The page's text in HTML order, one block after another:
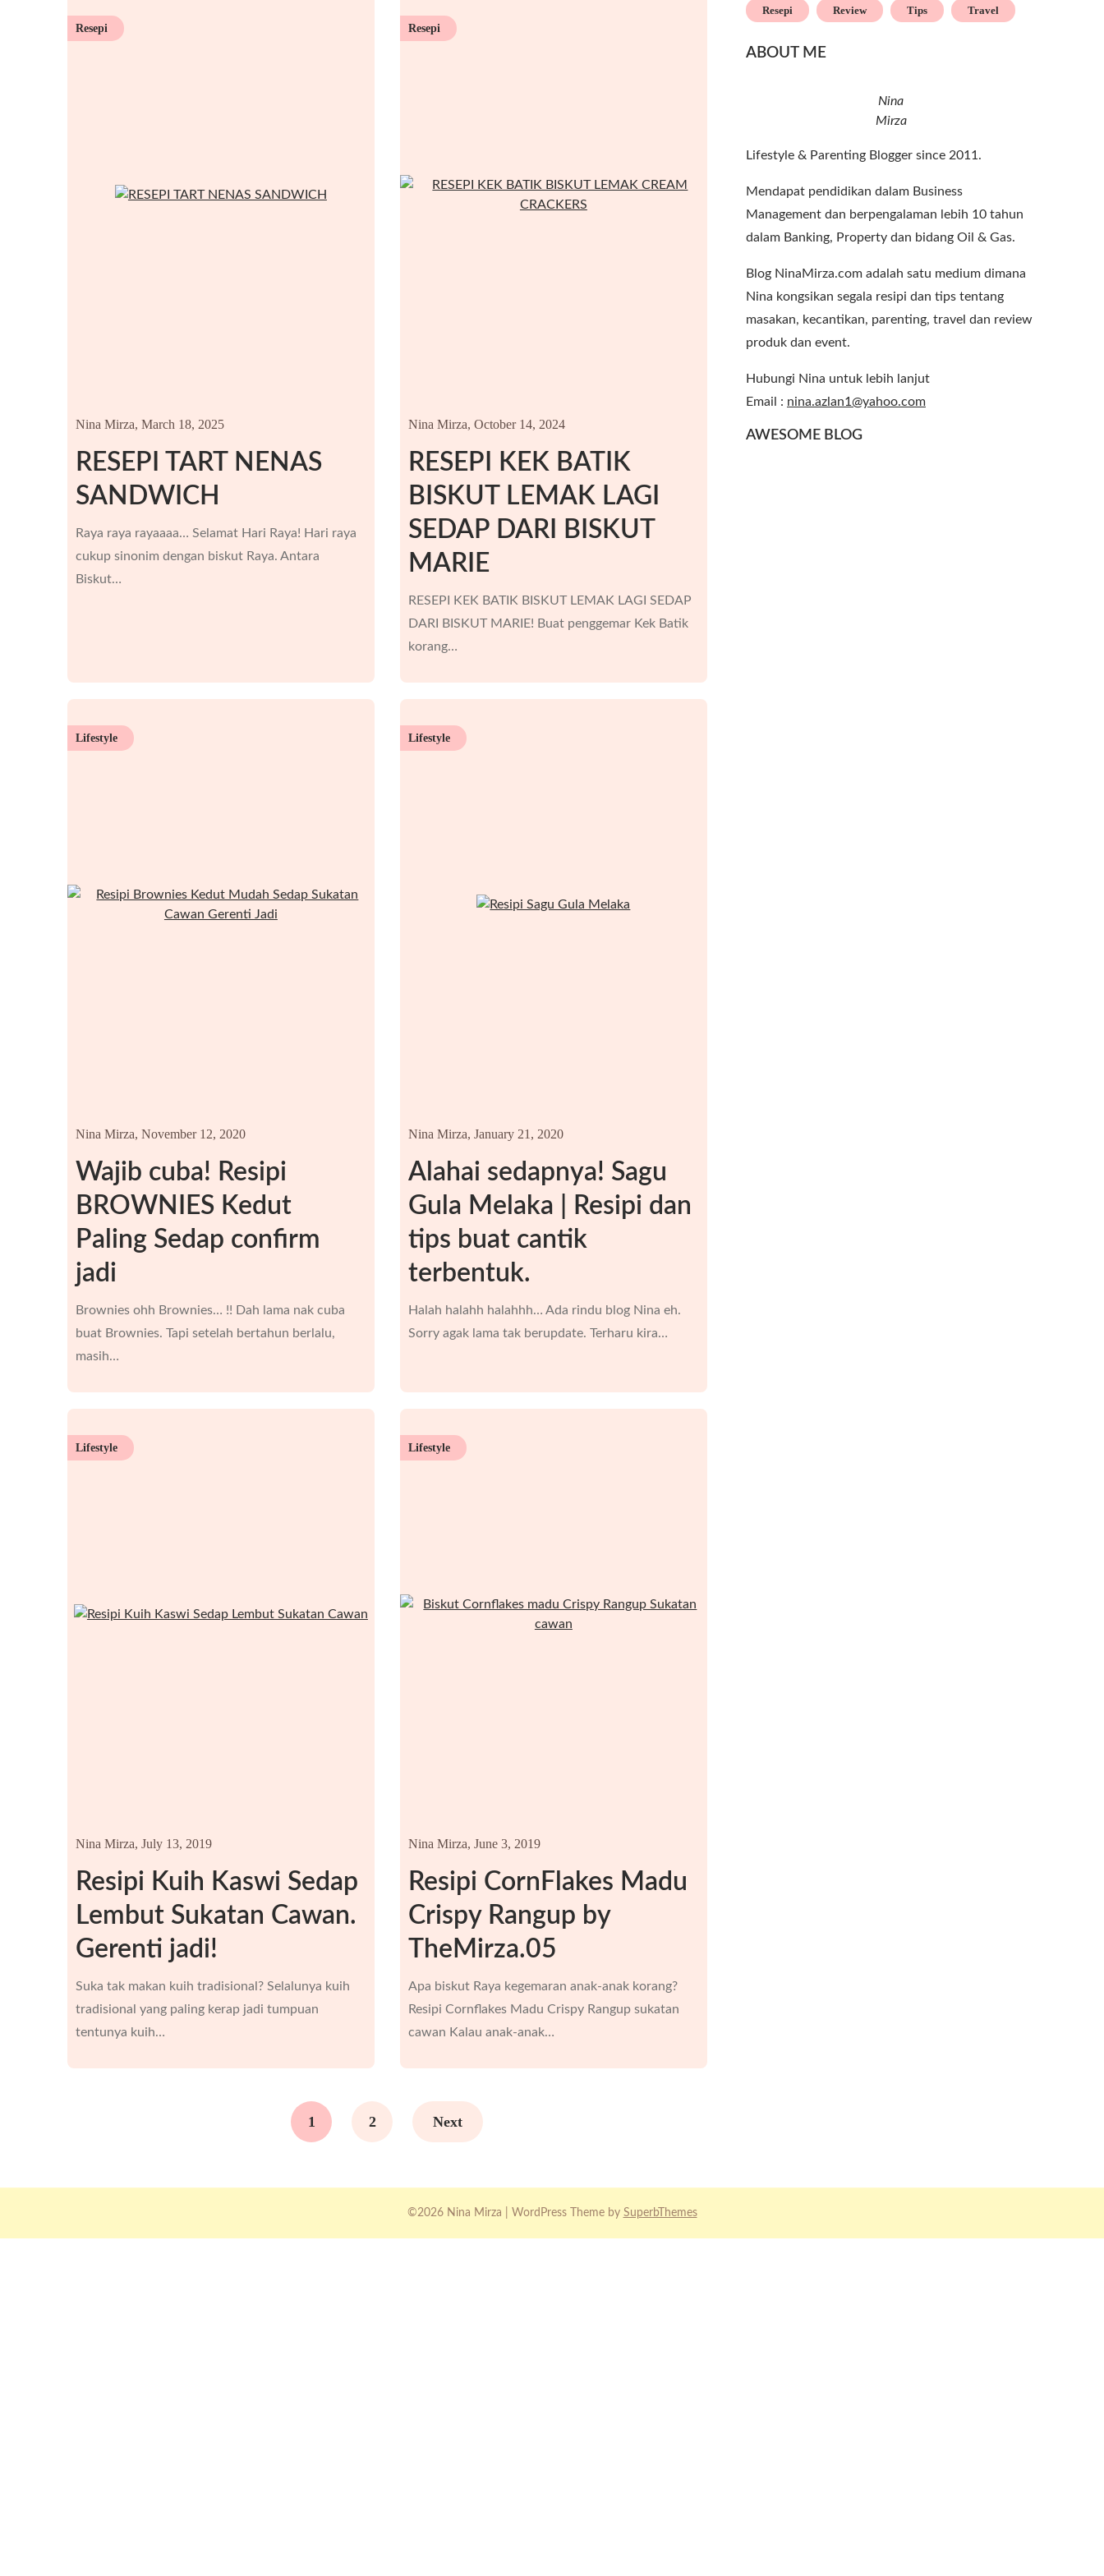
Resepi
RESEPI TART NENAS
SANDWICH
Nina Mirza, March 18, 2025
Raya raya rayaaaa… Selamat Hari Raya! Hari raya
cukup sinonim dengan biskut Raya. Antara
Biskut…
Resepi
RESEPI KEK BATIK
BISKUT LEMAK LAGI
SEDAP DARI BISKUT
MARIE
Nina Mirza, October 14, 2024
RESEPI KEK BATIK BISKUT LEMAK LAGI SEDAP
DARI BISKUT MARIE! Buat penggemar Kek Batik
korang…
Lifestyle
Wajib cuba! Resipi
BROWNIES Kedut
Paling Sedap confirm
jadi
Nina Mirza, November 12, 2020
Brownies ohh Brownies…⁣ !! Dah lama nak cuba
buat Brownies⁣. Tapi⁣ setelah bertahun berlalu,
masih…
Lifestyle
Alahai sedapnya! Sagu
Gula Melaka | Resipi dan
tips buat cantik
terbentuk.
Nina Mirza, January 21, 2020
Halah halahh halahhh… Ada rindu blog Nina eh.
Sorry agak lama tak berupdate. Terharu kira…
Lifestyle
Resipi Kuih Kaswi Sedap
Lembut Sukatan Cawan.
Gerenti jadi!
Nina Mirza, July 13, 2019
Suka tak makan kuih tradisional? Selalunya kuih
tradisional yang paling kerap jadi tumpuan
tentunya kuih…
Lifestyle
Resipi CornFlakes Madu
Crispy Rangup by
TheMirza.05
Nina Mirza, June 3, 2019
Apa biskut Raya kegemaran anak-anak korang?
Resipi Cornflakes Madu Crispy Rangup sukatan
cawan Kalau anak-anak…
1 2 Next
Resepi Review Tips Travel
ABOUT ME
Nina
Mirza
Lifestyle & Parenting Blogger since 2011.
Mendapat pendidikan dalam Business
Management dan berpengalaman lebih 10 tahun
dalam Banking, Property dan bidang Oil & Gas.
Blog NinaMirza.com adalah satu medium dimana
Nina kongsikan segala resipi dan tips tentang
masakan, kecantikan, parenting, travel dan review
produk dan event.
Hubungi Nina untuk lebih lanjut
Email : nina.azlan1@yahoo.com
AWESOME BLOG
©2026 Nina Mirza | WordPress Theme by SuperbThemes